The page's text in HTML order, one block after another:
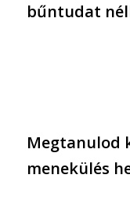
bűntudat
Megtanulod
menekülés